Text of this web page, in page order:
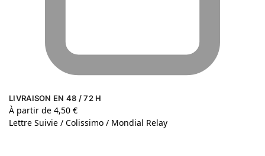
LIVRAISON EN 48 / 72 H
À partir de 4,50 €
Lettre Suivie / Colissimo / Mondial Relay